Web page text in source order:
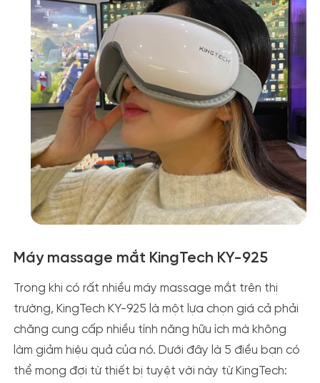
Máy massage mắt KingTech KY-925
Trong khi có rất nhiều máy massage mắt trên thị
trường, KingTech KY-925 là một lựa chọn giá cả phải
chăng cung cấp nhiều tính năng hữu ích mà không
làm giảm hiệu quả của nó. Dưới đây là 5 điều bạn có
thể mong đợi từ thiết bị tuyệt vời này từ KingTech: